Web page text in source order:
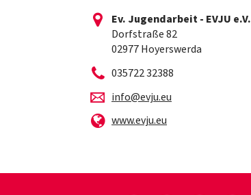
Ev. Jugendarbeit - EVJU e.V.
Dorfstraße 82
02977 Hoyerswerda
035722 32388
info@evju.eu
www.evju.eu